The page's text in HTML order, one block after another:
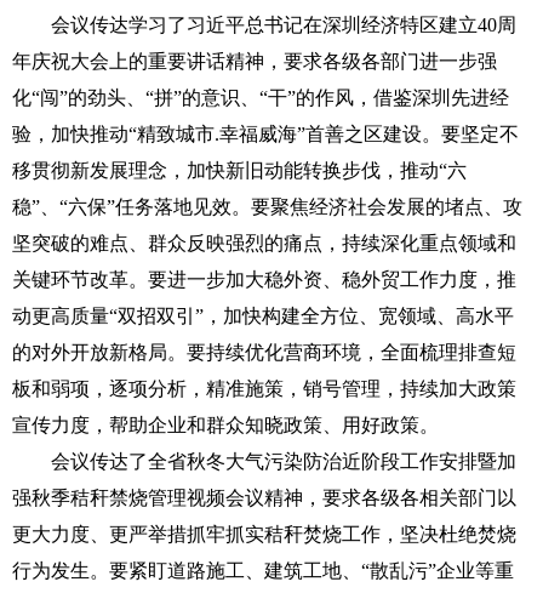
会议传达学习了习近平总书记在深圳经济特区建立40周
年庆祝大会上的重要讲话精神，要求各级各部门进一步强
化“闯”的劲头、“拼”的意识、“干”的作风，借鉴深圳先进经
验，加快推动“精致城市.幸福威海”首善之区建设。要坚定不
移贯彻新发展理念，加快新旧动能转换步伐，推动“六
稳”、“六保”任务落地见效。要聚焦经济社会发展的堵点、攻
坚突破的难点、群众反映强烈的痛点，持续深化重点领域和
关键环节改革。要进一步加大稳外资、稳外贸工作力度，推
动更高质量“双招双引”，加快构建全方位、宽领域、高水平
的对外开放新格局。要持续优化营商环境，全面梳理排查短
板和弱项，逐项分析，精准施策，销号管理，持续加大政策
宣传力度，帮助企业和群众知晓政策、用好政策。
会议传达了全省秋冬大气污染防治近阶段工作安排暨加
强秋季秸秆禁烧管理视频会议精神，要求各级各相关部门以
更大力度、更严举措抓牢抓实秸秆焚烧工作，坚决杜绝焚烧
行为发生。要紧盯道路施工、建筑工地、“散乱污”企业等重